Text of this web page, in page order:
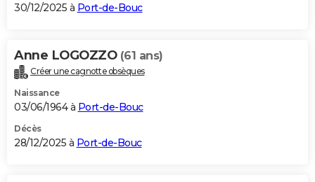
30/12/2025 à Port-de-Bouc
Anne LOGOZZO (61 ans)
Créer une cagnotte obsèques
Naissance
03/06/1964 à Port-de-Bouc
Décès
28/12/2025 à Port-de-Bouc